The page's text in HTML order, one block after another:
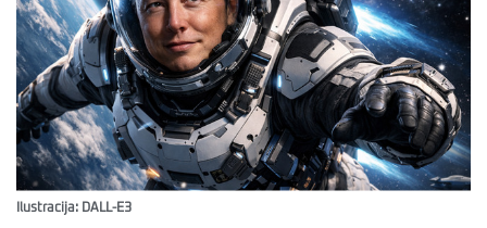
Ilustracija: DALL-E3